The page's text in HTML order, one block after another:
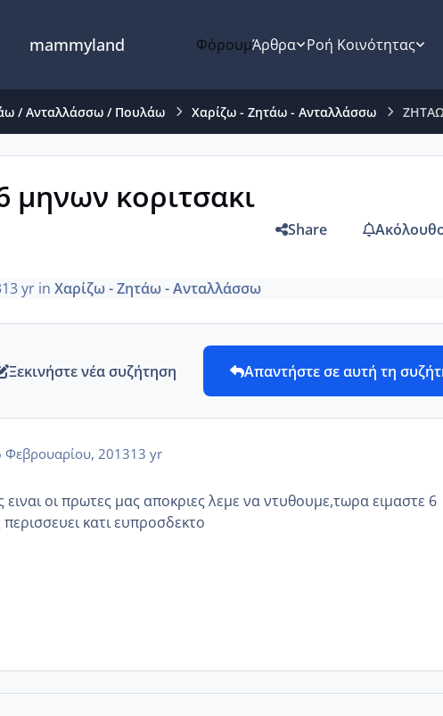
mammyland ΦόρουμΆρθρα Ροή Κοινότητας
/ Ανταλλάσσω / Πουλάω Χαρίζω - Ζητάω - Ανταλλάσσω
κοριτσακι
Share
13 yr inΧαρίζω - Ζητάω - Ανταλλάσσω
Ξεκινήστε νέα συζήτηση Απαντήστε σε αυτή τη
Φεβρουαρίου, 201313 yr
ειναι οι πρωτες μας αποκριες λεμε να ντυθουμε,τωρα ειμαστε 6
κατι ευπροσδεκτο